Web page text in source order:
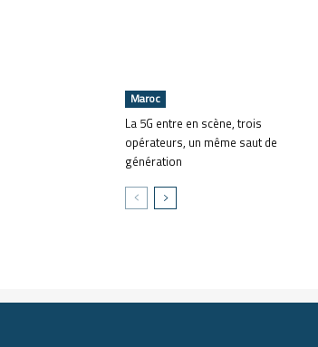
Maroc
La 5G entre en scène, trois
opérateurs, un même saut de
génération